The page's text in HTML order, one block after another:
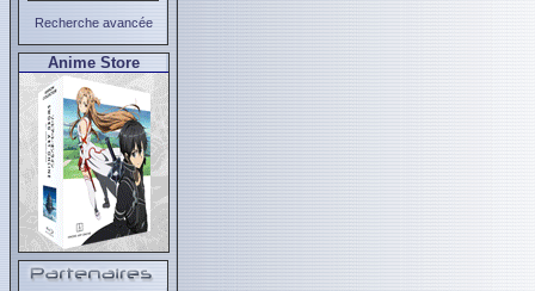
Recherche avancée
Anime Store